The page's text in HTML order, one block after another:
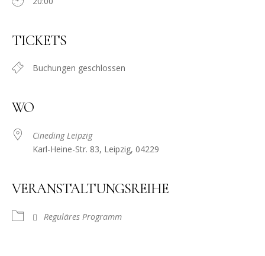
TICKETS
Buchungen geschlossen
WO
Cineding Leipzig
Karl-Heine-Str. 83, Leipzig, 04229
VERANSTALTUNGSREIHE
Reguläres Programm